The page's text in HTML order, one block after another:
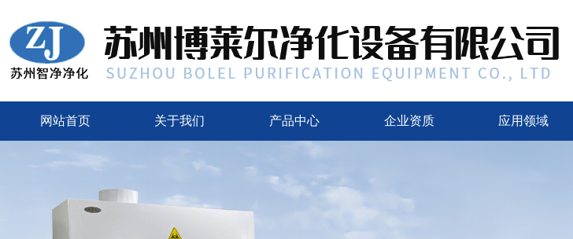
网站首页 关于我们 产品中心 企业资质 应用领域